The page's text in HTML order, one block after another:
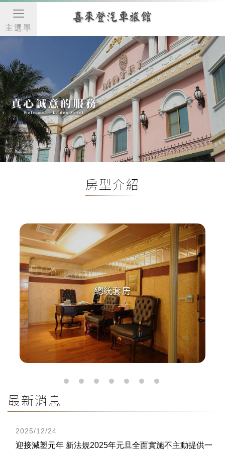
主選單
房型介紹
總統套房
最新消息
2025/12/24
迎接減塑元年 新法規2025年元旦全面實施不主動提供一